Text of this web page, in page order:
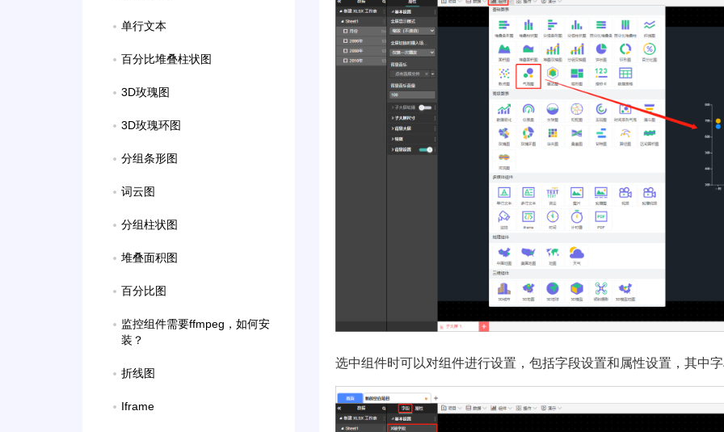
单行文本
百分比堆叠柱状图
3D玫瑰图
3D玫瑰环图
分组条形图
词云图
分组柱状图
堆叠面积图
百分比图
监控组件需要ffmpeg，如何安
装？
折线图
Iframe
选中组件时可以对组件进行设置，包括字段设置和属性设置，其中